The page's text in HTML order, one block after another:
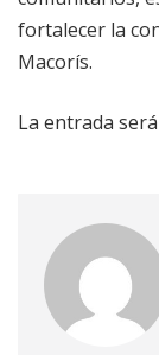
fortalecer la
Macorís.
La entrada